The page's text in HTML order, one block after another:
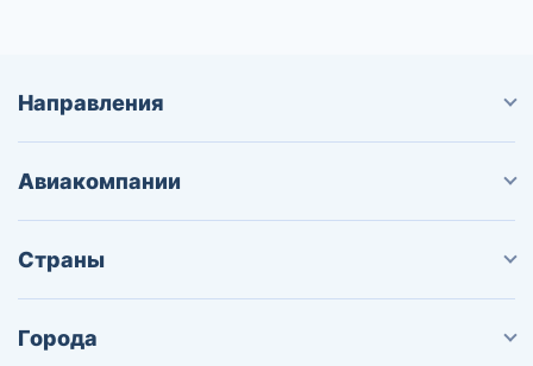
Направления
Авиакомпании
Страны
Города